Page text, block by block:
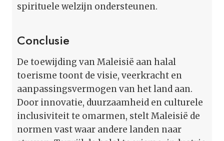
spirituele welzijn ondersteunen.
Conclusie
De toewijding van Maleisië aan halal
toerisme toont de visie, veerkracht en
aanpassingsvermogen van het land aan.
Door innovatie, duurzaamheid en culturele
inclusiviteit te omarmen, stelt Maleisië de
normen vast waar andere landen naar